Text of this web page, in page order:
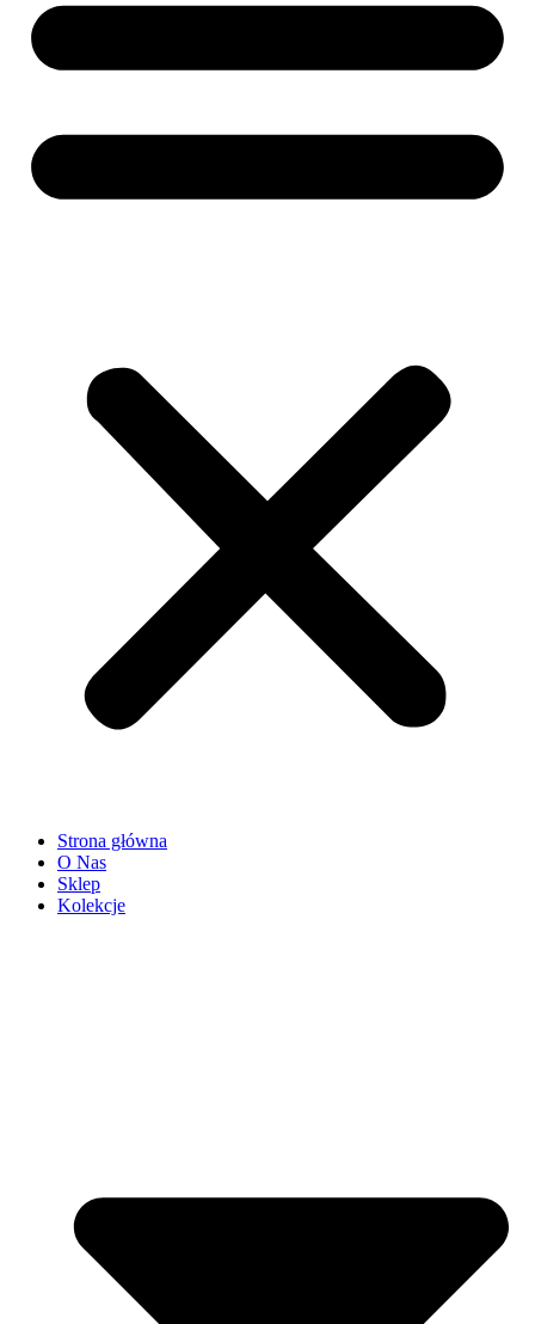
Strona główna
O Nas
Sklep
Kolekcje